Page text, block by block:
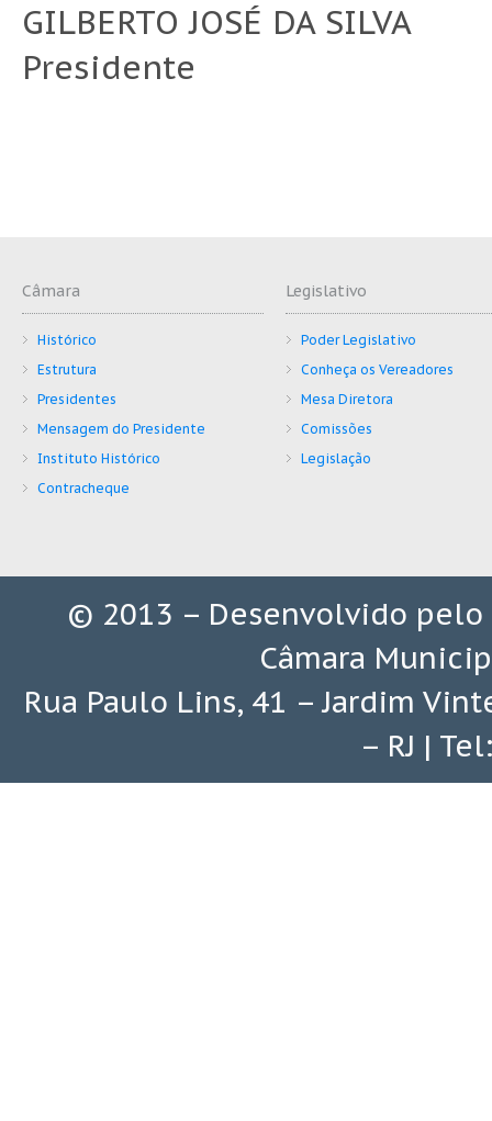
GILBERTO JOSÉ DA SILVA
Presidente
Câmara
Histórico
Estrutura
Presidentes
Mensagem do Presidente
Instituto Histórico
Contracheque
Legislativo
Poder Legislativo
Conheça os Vereadores
Mesa Diretora
Comissões
Legislação
© 2013 – Desenvolvido pelo
Câmara
Rua Paulo Lins, 41 – Jardim
– RJ |